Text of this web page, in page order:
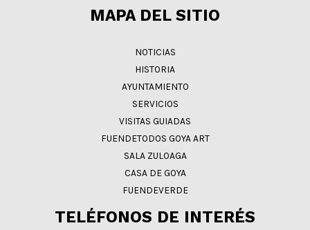
MAPA DEL SITIO
NOTICIAS
HISTORIA
AYUNTAMIENTO
SERVICIOS
VISITAS GUIADAS
FUENDETODOS GOYA ART
SALA ZULOAGA
CASA DE GOYA
FUENDEVERDE
TELÉFONOS DE INTERÉS